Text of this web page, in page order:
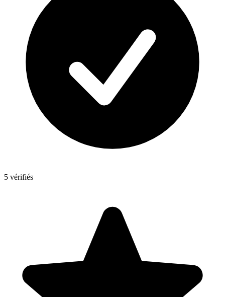
5 vérifiés